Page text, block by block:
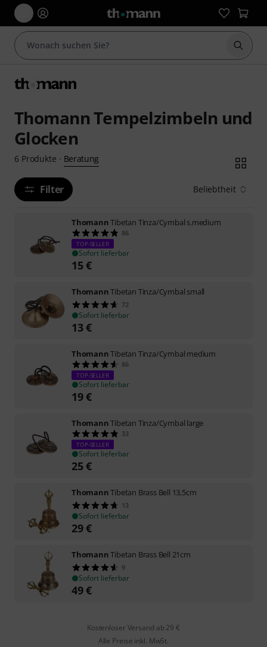
Suche
Thomann Tempelzimbeln und
Glocken
6 Produkte · Beratung
Filter Beliebtheit
ThomannTibetan Tinza/Cymbal s.medium
86
TOP-SELLER
Sofort lieferbar
15€
ThomannTibetan Tinza/Cymbal small
72
Sofort lieferbar
13€
ThomannTibetan Tinza/Cymbal medium
86
TOP-SELLER
Sofort lieferbar
19€
ThomannTibetan Tinza/Cymbal large
33
TOP-SELLER
Sofort lieferbar
25€
ThomannTibetan Brass Bell 13,5cm
13
Sofort lieferbar
29€
ThomannTibetan Brass Bell 21cm
9
Sofort lieferbar
49€
Kostenloser Versand ab 29 €
Alle Preise inkl. MwSt.